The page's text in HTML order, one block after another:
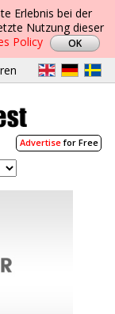
Erlebnis bei der
Nutzung dieser
Policy
Advertisefor Free